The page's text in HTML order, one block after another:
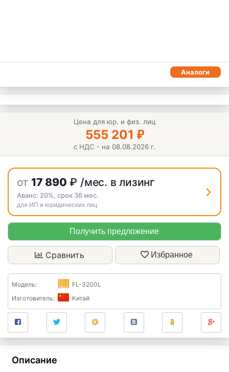
Аналоги
Цена для юр. и физ. лиц
555 201 ₽
с НДС - на 08.08.2026 г.
от 17 890 ₽ /мес. в лизинг
Аванс: 20% , срок 36мес.
для ИП и юридических лиц
Получить предложение
Сравнить Избранное
Модель:
FL-3200L
Изготовитель:
Китай
Описание